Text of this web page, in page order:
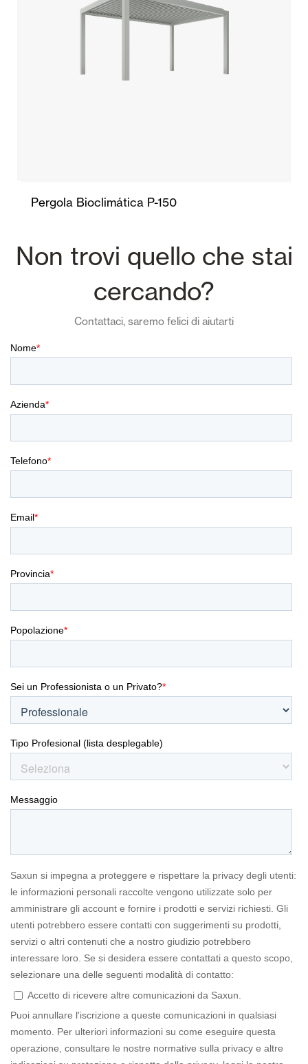
Pergola Bioclimática P-150
Non trovi quello che stai
cercando?
Contattaci, saremo felici di aiutarti